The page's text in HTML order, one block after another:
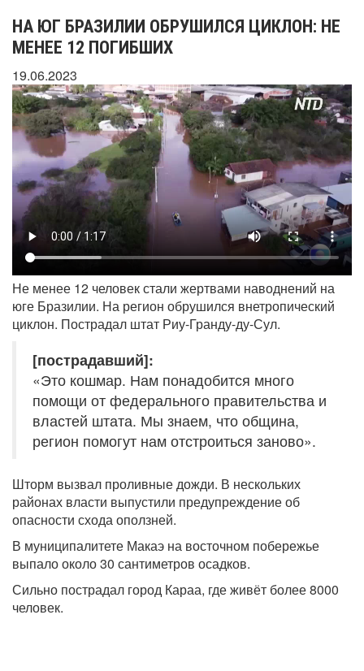
НА ЮГ БРАЗИЛИИ ОБРУШИЛСЯ ЦИКЛОН: НЕ
МЕНЕЕ 12 ПОГИБШИХ
19.06.2023
Не менее 12 человек стали жертвами наводнений на
юге Бразилии. На регион обрушился внетропический
циклон. Пострадал штат Риу-Гранду-ду-Сул.
[пострадавший]:
«Это кошмар. Нам понадобится много
помощи от федерального правительства и
властей штата. Мы знаем, что община,
регион помогут нам отстроиться заново».
Шторм вызвал проливные дожди. В нескольких
районах власти выпустили предупреждение об
опасности схода оползней.
В муниципалитете Макаэ на восточном побережье
выпало около 30 сантиметров осадков.
Сильно пострадал город Караа, где живёт более 8000
человек.